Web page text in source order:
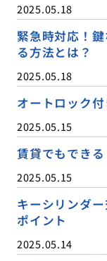
2025.05.18
緊急時対応！
る方法とは？
2025.05.18
オートロック
2025.05.15
賃貸でもでき
2025.05.15
キーシリンダ
ポイント
2025.05.14